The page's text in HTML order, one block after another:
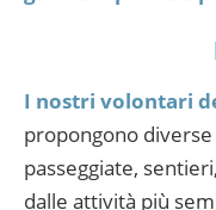
I nostri volontari
propongono diverse
passeggiate,
dalle attività più